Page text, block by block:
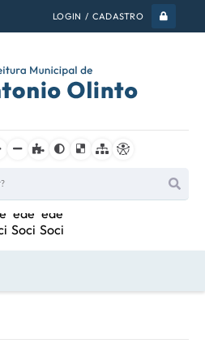
LOGIN / CADASTRO